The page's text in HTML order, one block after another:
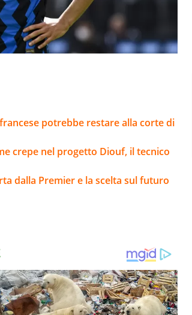
potrebbe restare alla corte di
crepe nel progetto Diouf, il tecnico
dalla Premier e la scelta sul futuro